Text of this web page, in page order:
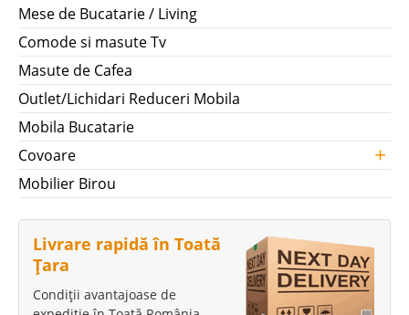
Mese de Bucatarie / Living
Comode si masute Tv
Masute de Cafea
Outlet/Lichidari Reduceri Mobila
Mobila Bucatarie
Covoare
+
Mobilier Birou
Livrare rapidă în Toată
Țara
Condiții avantajoase de